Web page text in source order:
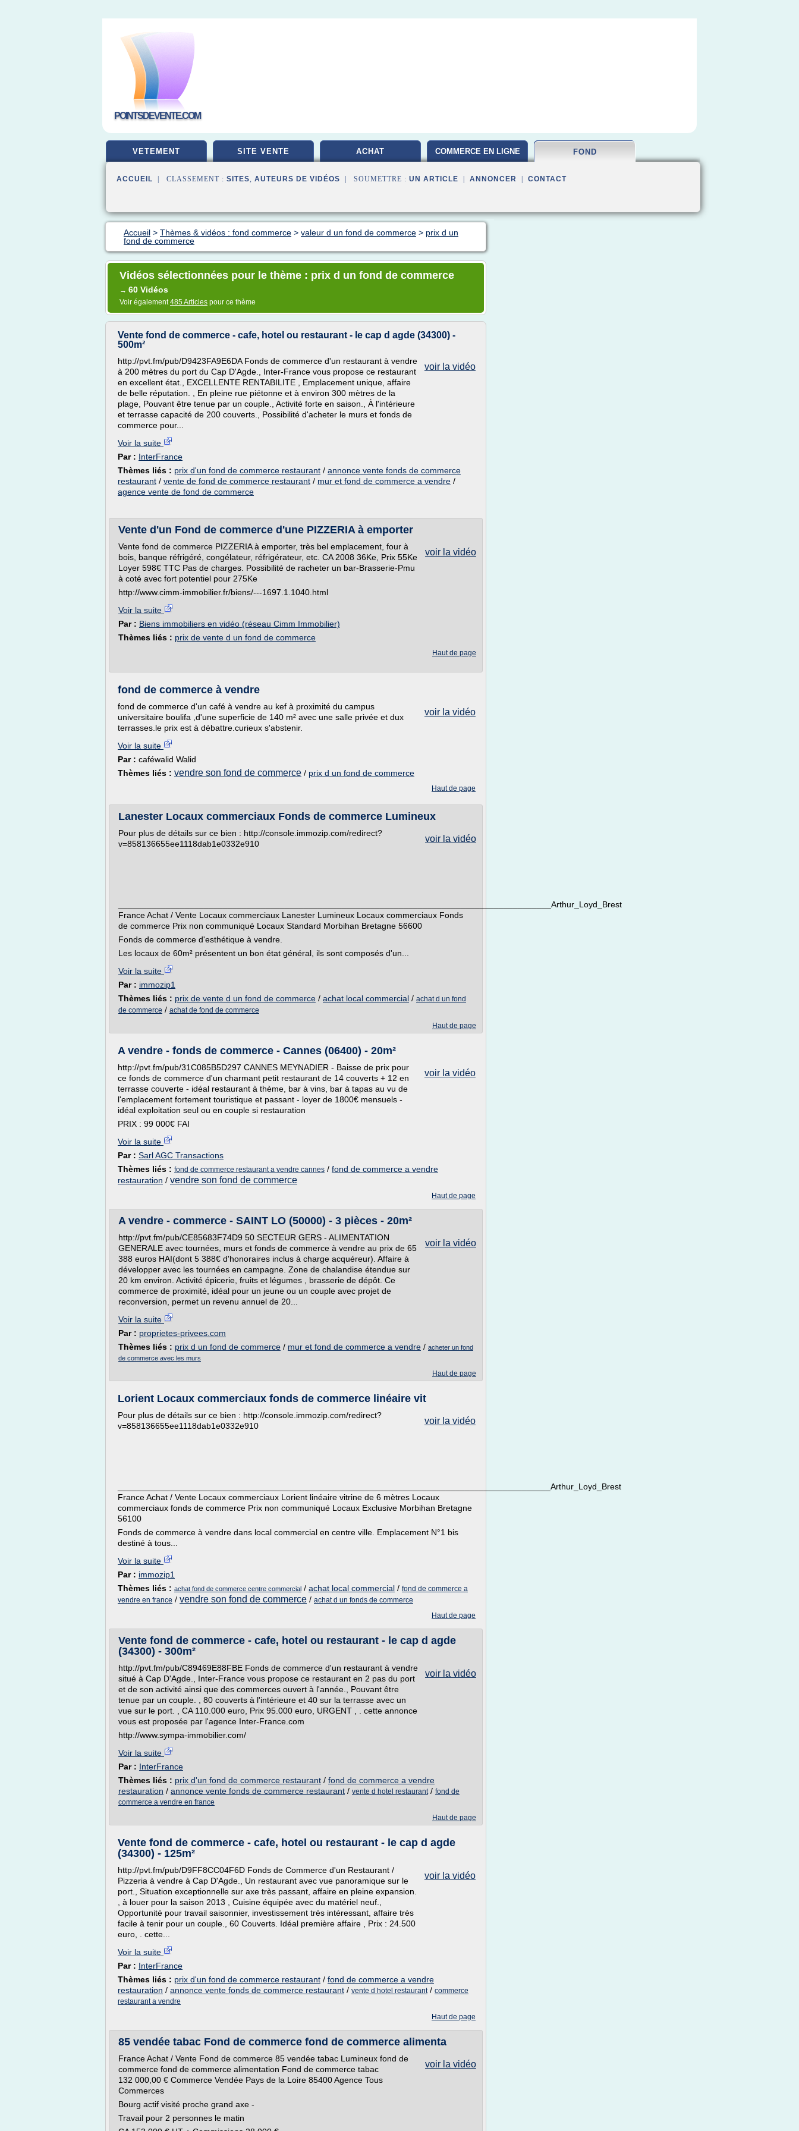
POINTSDEVENTE.COM
VETEMENT SITE VENTE ACHAT COMMERCE EN LIGNE FOND
ACCUEIL | CLASSEMENT : SITES, AUTEURS DE VIDÉOS | SOUMETTRE : UN ARTICLE ANNONCER CONTACT
Accueil > Thèmes & vidéos : fond commerce > valeur d un fond de commerce > prix d un
fond de commerce
Vidéos sélectionnées pour le thème : prix d un fond de commerce
→ 60 Vidéos
Voir également485 Articles pour ce thème
Vente fond de commerce - cafe, hotel ou restaurant - le cap d agde (34300) -
500m²
voir la vidéo
http://pvt.fm/pub/D9423FA9E6DA Fonds de commerce d'un restaurant à vendre
à 200 mètres du port du Cap D'Agde., Inter-France vous propose ce restaurant
en excellent état., EXCELLENTE RENTABILITE , Emplacement unique, affaire
de belle réputation. , En pleine rue piétonne et à environ 300 mètres de la
plage, Pouvant être tenue par un couple., Activité forte en saison., À l'intérieure
et terrasse capacité de 200 couverts., Possibilité d'acheter le murs et fonds de
commerce pour...
Voir la suite
Par : InterFrance
Thèmes liés : prix d'un fond de commerce restaurant / annonce vente fonds de commerce
restaurant / vente de fond de commerce restaurant / mur et fond de commerce a vendre /
agence vente de fond de commerce
Vente d'un Fond de commerce d'une PIZZERIA à emporter
voir la vidéo
Vente fond de commerce PIZZERIA à emporter, très bel emplacement, four à
bois, banque réfrigéré, congélateur, réfrigérateur, etc. CA 2008 36Ke, Prix 55Ke
Loyer 598€ TTC Pas de charges. Possibilité de racheter un bar-Brasserie-Pmu
à coté avec fort potentiel pour 275Ke
http://www.cimm-immobilier.fr/biens/---1697.1.1040.html
Voir la suite
Par : Biens immobiliers en vidéo (réseau Cimm Immobilier)
Thèmes liés : prix de vente d un fond de commerce
Haut de page
fond de commerce à vendre
voir la vidéo
fond de commerce d'un café à vendre au kef à proximité du campus
universitaire boulifa ,d'une superficie de 140 m² avec une salle privée et dux
terrasses.le prix est à débattre.curieux s'abstenir.
Voir la suite
Par : caféwalid Walid
Thèmes liés : vendre son fond de commerce / prix d un fond de commerce
Haut de page
Lanester Locaux commerciaux Fonds de commerce Lumineux
voir la vidéo
Pour plus de détails sur ce bien : http://console.immozip.com/redirect?
v=858136655ee1118dab1e0332e910
___________________________________________________________________________________________Arthur_Loyd_Brest
France Achat / Vente Locaux commerciaux Lanester Lumineux Locaux commerciaux Fonds
de commerce Prix non communiqué Locaux Standard Morbihan Bretagne 56600
Fonds de commerce d'esthétique à vendre.
Les locaux de 60m² présentent un bon état général, ils sont composés d'un...
Voir la suite
Par : immozip1
Thèmes liés : prix de vente d un fond de commerce / achat local commercial / achat d un fond
de commerce / achat de fond de commerce
Haut de page
A vendre - fonds de commerce - Cannes (06400) - 20m²
voir la vidéo
http://pvt.fm/pub/31C085B5D297 CANNES MEYNADIER - Baisse de prix pour
ce fonds de commerce d'un charmant petit restaurant de 14 couverts + 12 en
terrasse couverte - idéal restaurant à thème, bar à vins, bar à tapas au vu de
l'emplacement fortement touristique et passant - loyer de 1800€ mensuels -
idéal exploitation seul ou en couple si restauration
PRIX : 99 000€ FAI
Voir la suite
Par : Sarl AGC Transactions
Thèmes liés : fond de commerce restaurant a vendre cannes / fond de commerce a vendre
restauration / vendre son fond de commerce
Haut de page
A vendre - commerce - SAINT LO (50000) - 3 pièces - 20m²
voir la vidéo
http://pvt.fm/pub/CE85683F74D9 50 SECTEUR GERS - ALIMENTATION
GENERALE avec tournées, murs et fonds de commerce à vendre au prix de 65
388 euros HAI(dont 5 388€ d'honoraires inclus à charge acquéreur). Affaire à
développer avec les tournées en campagne. Zone de chalandise étendue sur
20 km environ. Activité épicerie, fruits et légumes , brasserie de dépôt. Ce
commerce de proximité, idéal pour un jeune ou un couple avec projet de
reconversion, permet un revenu annuel de 20...
Voir la suite
Par : proprietes-privees.com
Thèmes liés : prix d un fond de commerce / mur et fond de commerce a vendre / acheter un fond
de commerce avec les murs
Haut de page
Lorient Locaux commerciaux fonds de commerce linéaire vit
voir la vidéo
Pour plus de détails sur ce bien : http://console.immozip.com/redirect?
v=858136655ee1118dab1e0332e910
___________________________________________________________________________________________Arthur_Loyd_Brest
France Achat / Vente Locaux commerciaux Lorient linéaire vitrine de 6 mètres Locaux
commerciaux fonds de commerce Prix non communiqué Locaux Exclusive Morbihan Bretagne
56100
Fonds de commerce à vendre dans local commercial en centre ville. Emplacement N°1 bis
destiné à tous...
Voir la suite
Par : immozip1
Thèmes liés : achat fond de commerce centre commercial / achat local commercial / fond de commerce a
vendre en france / vendre son fond de commerce / achat d un fonds de commerce
Haut de page
Vente fond de commerce - cafe, hotel ou restaurant - le cap d agde
(34300) - 300m²
voir la vidéo
http://pvt.fm/pub/C89469E88FBE Fonds de commerce d'un restaurant à vendre
situé à Cap D'Agde., Inter-France vous propose ce restaurant en 2 pas du port
et de son activité ainsi que des commerces ouvert à l'année., Pouvant être
tenue par un couple. , 80 couverts à l'intérieure et 40 sur la terrasse avec un
vue sur le port. , CA 110.000 euro, Prix 95.000 euro, URGENT , . cette annonce
vous est proposée par l'agence Inter-France.com
http://www.sympa-immobilier.com/
Voir la suite
Par : InterFrance
Thèmes liés : prix d'un fond de commerce restaurant / fond de commerce a vendre
restauration / annonce vente fonds de commerce restaurant / vente d hotel restaurant/ fond de
commerce a vendre en france
Haut de page
Vente fond de commerce - cafe, hotel ou restaurant - le cap d agde
(34300) - 125m²
voir la vidéo
http://pvt.fm/pub/D9FF8CC04F6D Fonds de Commerce d'un Restaurant /
Pizzeria à vendre à Cap D'Agde., Un restaurant avec vue panoramique sur le
port., Situation exceptionnelle sur axe très passant, affaire en pleine expansion.
, à louer pour la saison 2013 , Cuisine équipée avec du matériel neuf.,
Opportunité pour travail saisonnier, investissement très intéressant, affaire très
facile à tenir pour un couple., 60 Couverts. Idéal première affaire , Prix : 24.500
euro, . cette...
Voir la suite
Par : InterFrance
Thèmes liés : prix d'un fond de commerce restaurant / fond de commerce a vendre
restauration / annonce vente fonds de commerce restaurant / vente d hotel restaurant/ commerce
restaurant a vendre
Haut de page
85 vendée tabac Fond de commerce fond de commerce alimenta
voir la vidéo
France Achat / Vente Fond de commerce 85 vendée tabac Lumineux fond de
commerce fond de commerce alimentation Fond de commerce tabac
132 000,00 € Commerce Vendée Pays de la Loire 85400 Agence Tous
Commerces
Bourg actif visité proche grand axe -
Travail pour 2 personnes le matin